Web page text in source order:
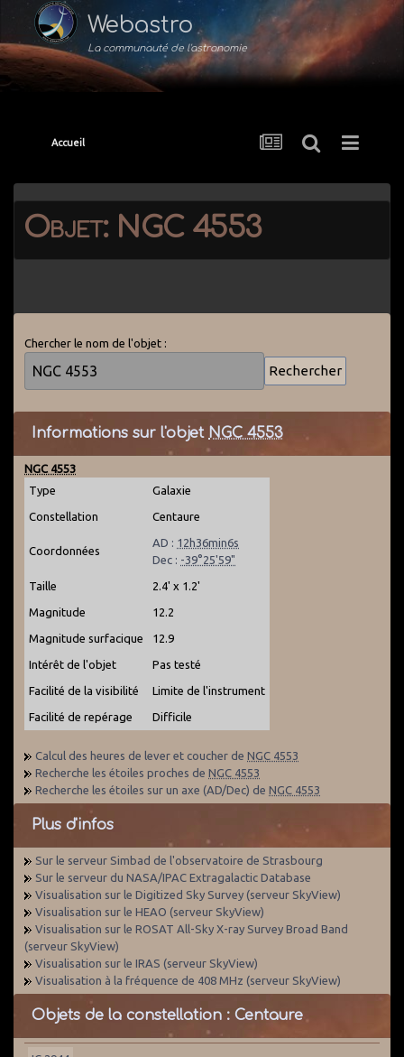
Webastro
La communauté de l'astronomie
Accueil
Objet: NGC 4553
Chercher le nom de l'objet :
Informations sur l'objet NGC 4553
NGC 4553
Type
Galaxie
Constellation Centaure
Coordonnées
AD : 12h36min6s
Dec : -39°25'59"
Taille 2.4' x 1.2'
Magnitude 12.2
Magnitude surfacique 12.9
Intérêt de l'objet Pas testé
Facilité de la visibilité Limite de l'instrument
Facilité de repérage Difficile
Calcul des heures de lever et coucher de NGC 4553
Recherche les étoiles proches de NGC 4553
Recherche les étoiles sur un axe (AD/Dec) de NGC 4553
Plus d'infos
Sur le serveur Simbad de l'observatoire de Strasbourg
Sur le serveur du NASA/IPAC Extragalactic Database
Visualisation sur le Digitized Sky Survey (serveur SkyView)
Visualisation sur le HEAO (serveur SkyView)
Visualisation sur le ROSAT All-Sky X-ray Survey Broad Band
(serveur SkyView)
Visualisation sur le IRAS (serveur SkyView)
Visualisation à la fréquence de 408 MHz (serveur SkyView)
Objets de la constellation : Centaure